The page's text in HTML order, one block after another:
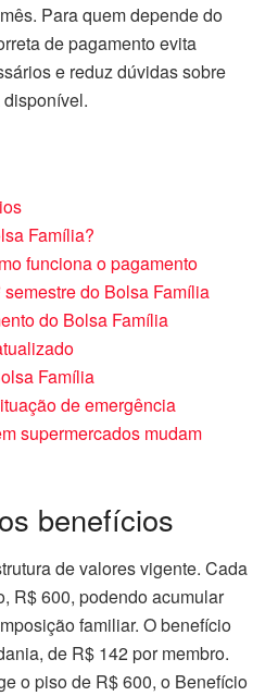
Para quem depende do
de pagamento evita
e reduz dúvidas sobre
Família?
funciona o pagamento
do Bolsa Família
do Bolsa Família
Família
de emergência
supermercados mudam
benefícios
de valores vigente. Cada
R$ 600, podendo acumular
familiar. O benefício
de R$ 142 por membro.
o piso de R$ 600, o Benefício